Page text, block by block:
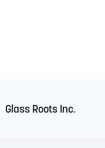
Glass Roots Inc.